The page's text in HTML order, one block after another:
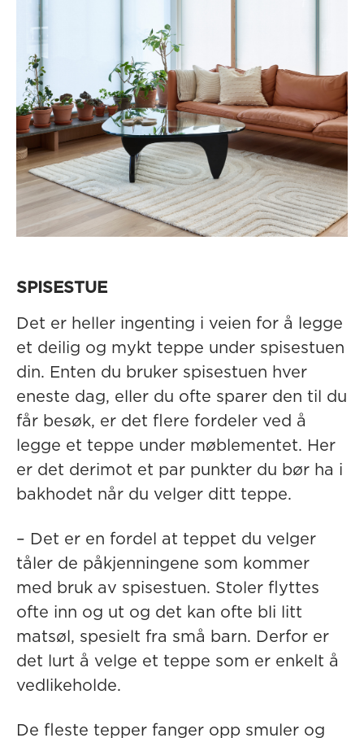
SPISESTUE
Det er heller ingenting i veien for å legge
et deilig og mykt teppe under spisestuen
din. Enten du bruker spisestuen hver
eneste dag, eller du ofte sparer den til du
får besøk, er det flere fordeler ved å
legge et teppe under møblementet. Her
er det derimot et par punkter du bør ha i
bakhodet når du velger ditt teppe.
– Det er en fordel at teppet du velger
tåler de påkjenningene som kommer
med bruk av spisestuen. Stoler flyttes
ofte inn og ut og det kan ofte bli litt
matsøl, spesielt fra små barn. Derfor er
det lurt å velge et teppe som er enkelt å
vedlikeholde.
De fleste tepper fanger opp smuler og